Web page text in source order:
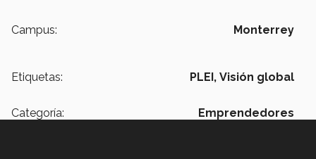
Campus: Monterrey
Etiquetas: PLEI, Visión global
Categoría: Emprendedores